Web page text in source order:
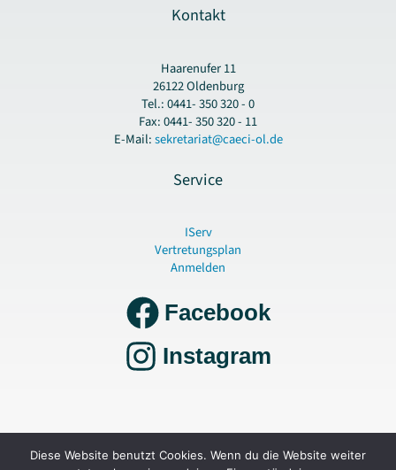
Kontakt
Haarenufer 11
26122 Oldenburg
Tel.: 0441- 350 320 - 0
Fax: 0441- 350 320 - 11
E-Mail:sekretariat@caeci-ol.de
Service
IServ
Vertretungsplan
Anmelden
Facebook
Instagram
Impressum |Erklärung zur Barrierefreiheit
Diese Website benutzt Cookies. Wenn du die Website weiter